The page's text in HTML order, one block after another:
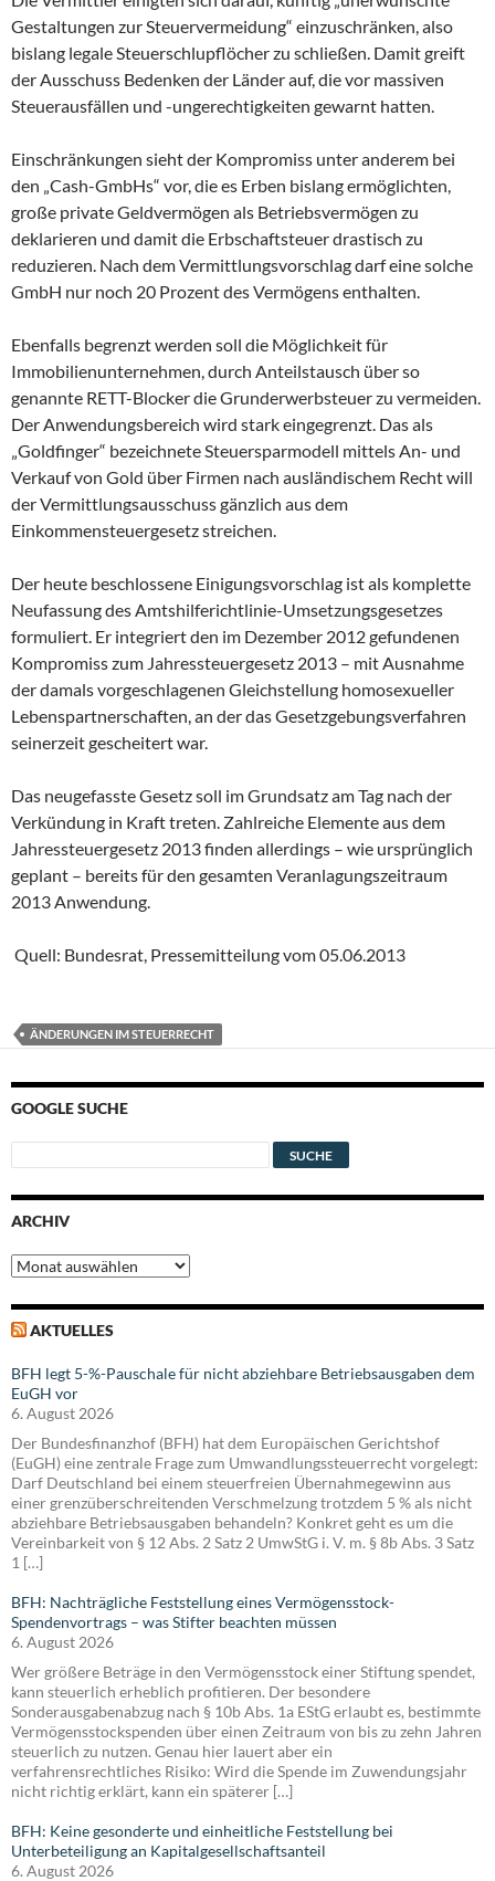
Gestaltungen zur Steuervermeidung“ einzuschränken, also
bislang legale Steuerschlupflöcher zu schließen. Damit greift
der Ausschuss Bedenken der Länder auf, die vor massiven
Steuerausfällen und -ungerechtigkeiten gewarnt hatten.
Einschränkungen sieht der Kompromiss unter anderem bei
den „Cash-GmbHs“ vor, die es Erben bislang ermöglichten,
große private Geldvermögen als Betriebsvermögen zu
deklarieren und damit die Erbschaftsteuer drastisch zu
reduzieren. Nach dem Vermittlungsvorschlag darf eine solche
GmbH nur noch 20 Prozent des Vermögens enthalten.
Ebenfalls begrenzt werden soll die Möglichkeit für
Immobilienunternehmen, durch Anteilstausch über so
genannte RETT-Blocker die Grunderwerbsteuer zu vermeiden.
Der Anwendungsbereich wird stark eingegrenzt. Das als
„Goldfinger“ bezeichnete Steuersparmodell mittels An- und
Verkauf von Gold über Firmen nach ausländischem Recht will
der Vermittlungsausschuss gänzlich aus dem
Einkommensteuergesetz streichen.
Der heute beschlossene Einigungsvorschlag ist als komplette
Neufassung des Amtshilferichtlinie-Umsetzungsgesetzes
formuliert. Er integriert den im Dezember 2012 gefundenen
Kompromiss zum Jahressteuergesetz 2013 – mit Ausnahme
der damals vorgeschlagenen Gleichstellung homosexueller
Lebenspartnerschaften, an der das Gesetzgebungsverfahren
seinerzeit gescheitert war.
Das neugefasste Gesetz soll im Grundsatz am Tag nach der
Verkündung in Kraft treten. Zahlreiche Elemente aus dem
Jahressteuergesetz 2013 finden allerdings – wie ursprünglich
geplant – bereits für den gesamten Veranlagungszeitraum
2013 Anwendung.
Quell: Bundesrat, Pressemitteilung vom 05.06.2013
ÄNDERUNGEN IM STEUERRECHT
GOOGLE SUCHE
ARCHIV
Archiv
AKTUELLES
BFH legt 5-%-Pauschale für nicht abziehbare Betriebsausgaben dem
EuGH vor
6. August 2026
Der Bundesfinanzhof (BFH) hat dem Europäischen Gerichtshof
(EuGH) eine zentrale Frage zum Umwandlungssteuerrecht vorgelegt:
Darf Deutschland bei einem steuerfreien Übernahmegewinn aus
einer grenzüberschreitenden Verschmelzung trotzdem 5 % als nicht
abziehbare Betriebsausgaben behandeln? Konkret geht es um die
Vereinbarkeit von § 12 Abs. 2 Satz 2 UmwStG i. V. m. § 8b Abs. 3 Satz
1 […]
BFH: Nachträgliche Feststellung eines Vermögensstock-
Spendenvortrags – was Stifter beachten müssen
6. August 2026
Wer größere Beträge in den Vermögensstock einer Stiftung spendet,
kann steuerlich erheblich profitieren. Der besondere
Sonderausgabenabzug nach § 10b Abs. 1a EStG erlaubt es, bestimmte
Vermögensstockspenden über einen Zeitraum von bis zu zehn Jahren
steuerlich zu nutzen. Genau hier lauert aber ein
verfahrensrechtliches Risiko: Wird die Spende im Zuwendungsjahr
nicht richtig erklärt, kann ein späterer […]
BFH: Keine gesonderte und einheitliche Feststellung bei
Unterbeteiligung an Kapitalgesellschaftsanteil
6. August 2026